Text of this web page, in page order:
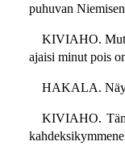
puhuvan
KIVIAHO.
ajaisi minut pois
HAKALA. Näyt
KIVIAHO.